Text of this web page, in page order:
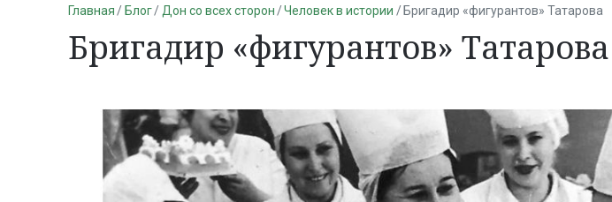
Главная Блог Дон со всех сторон Человек в истории Бригадир «фигурантов» Татарова
Бригадир «фигурантов» Татарова